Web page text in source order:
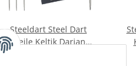
Steeldart Steel Dart
Pfeile Keltik Darian
Silver - 90% Tungsten